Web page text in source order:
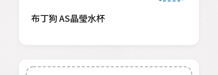
布丁狗 AS晶瑩水杯